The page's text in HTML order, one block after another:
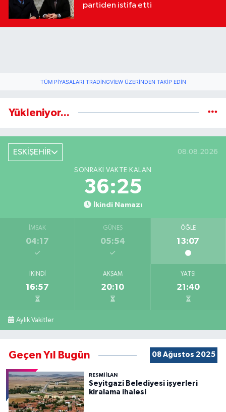
partiden istifa etti
TÜM PIYASALARI TRADINGVIEW ÜZERINDEN TAKIP EDIN
Yükleniyor...
ESKİŞEHİR 08.08.2026
SONRAKI VAKTE KALAN
36:25
İkindi Namazı
İMSAK
04:17
GÜNEŞ
05:54
ÖĞLE
13:07
İKINDI
16:57
AKŞAM
20:10
YATSI
21:40
Aylık Vakitler
Geçen Yıl Bugün 08 Ağustos 2025
RESMİ İLAN
Seyitgazi Belediyesi işyerleri
kiralama ihalesi